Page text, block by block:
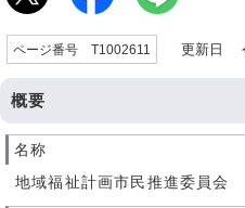
ページ番号 T1002611 更新日 令
概要
名称
地域福祉計画市民推進委員会